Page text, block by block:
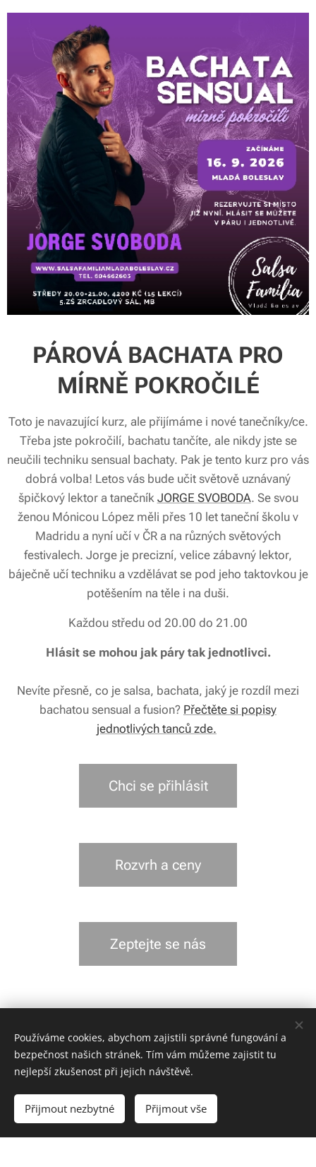
PÁROVÁ BACHATA PRO
MÍRNĚ POKROČILÉ
Toto je navazující kurz, ale přijímáme i nové tanečníky/ce.
Třeba jste pokročilí, bachatu tančíte, ale nikdy jste se
neučili techniku sensual bachaty. Pak je tento kurz pro vás
dobrá volba! Letos vás bude učit světově uznávaný
špičkový lektor a tanečník JORGE SVOBODA. Se svou
ženou Mónicou López měli přes 10 let taneční školu v
Madridu a nyní učí v ČR a na různých světových
festivalech. Jorge je precizní, velice zábavný lektor,
báječně učí techniku a vzdělávat se pod jeho taktovkou je
potěšením na těle i na duši.
Každou středu od 20.00 do 21.00
Hlásit se mohou jak páry tak jednotlivci.
Nevíte přesně, co je salsa, bachata, jaký je rozdíl mezi
bachatou sensual a fusion? Přečtěte si popisy
jednotlivých tanců zde.
Chci se přihlásit
Rozvrh a ceny
Zeptejte se nás
© 2024Salsa Familia Mladá Boleslav.
Kontakt: +420 604 662 603, blancheon@seznam.cz
Všeobecné obchodní podmínky.
Vytvořeno službou Webnode
Používáme cookies, abychom zajistili správné fungování a
bezpečnost našich stránek. Tím vám můžeme zajistit tu
nejlepší zkušenost při jejich návštěvě.
Přijmout nezbytné Přijmout vše